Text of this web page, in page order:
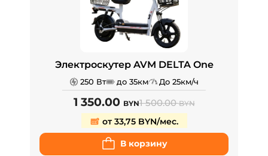
Электроскутер AVM DELTA One
250 Вт до 35км До 25км/ч
1 350.00 BYN1 500.00BYN
от 33,75 BYN/мес.
В корзину